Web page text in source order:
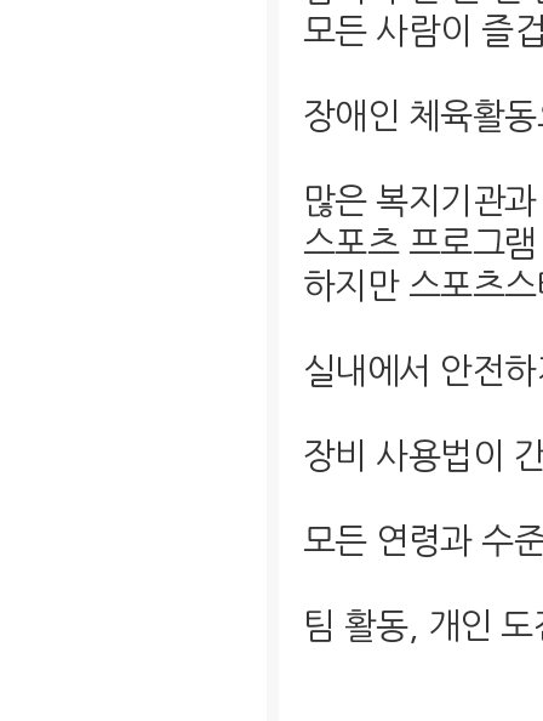
모든 사람이 즐
장애인 체육활
많은 복지기관
스포츠 프로그
하지만 스포츠
실내에서 안전
장비 사용법이
모든 연령과 수
팀 활동, 개인